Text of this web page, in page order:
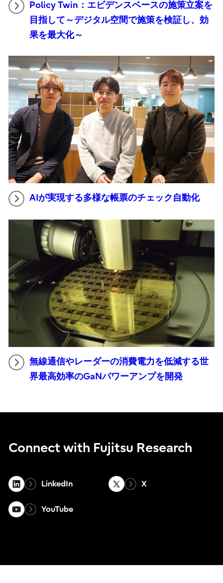
Policy Twin：エビデンスベースの施策立案を
目指して～デジタル空間で施策を検証し、効
果を最大化～
AIが実現する多様な帳票のチェック自動化
無線通信やレーダーの消費電力を低減する世
界最高効率のGaNパワーアンプを開発
Connect with Fujitsu Research
LinkedIn X
YouTube